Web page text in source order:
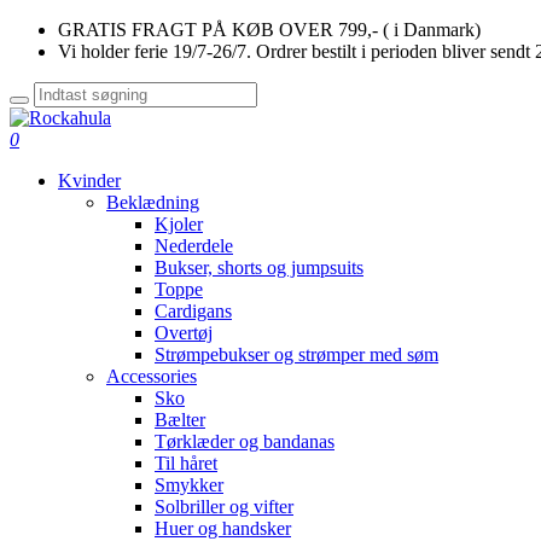
GRATIS FRAGT PÅ KØB OVER 799,- ( i Danmark)
Vi holder ferie 19/7-26/7. Ordrer bestilt i perioden bliver sendt
0
Kvinder
Beklædning
Kjoler
Nederdele
Bukser, shorts og jumpsuits
Toppe
Cardigans
Overtøj
Strømpebukser og strømper med søm
Accessories
Sko
Bælter
Tørklæder og bandanas
Til håret
Smykker
Solbriller og vifter
Huer og handsker